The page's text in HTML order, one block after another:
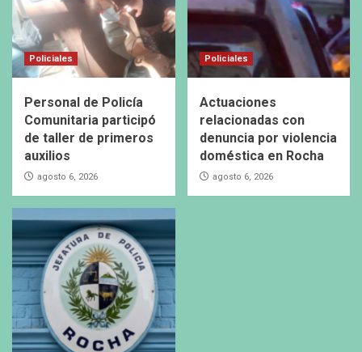
Policiales
Personal de Policía
Comunitaria participó
de taller de primeros
auxilios
agosto 6, 2026
Policiales
Actuaciones
relacionadas con
denuncia por violencia
doméstica en Rocha
agosto 6, 2026